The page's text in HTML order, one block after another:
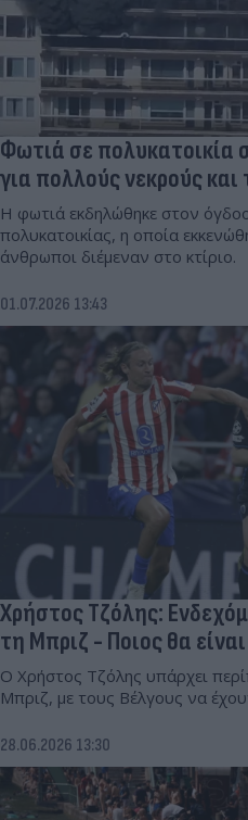
Φωτιά σε πολυκατοικία
για πολλούς νεκρούς και
Η φωτιά εκδηλώθηκε στον
πολυκατοικίας, η οποία
άνθρωποι διέμεναν στο κτίριο.
01.07.2026 13:43
Χρήστος Τζόλης:
τη Μπριζ - Ποιος θα
Ο Χρήστος Τζόλης υπάρχει
Μπριζ, με τους Βέλγους να
28.06.2026 13:30